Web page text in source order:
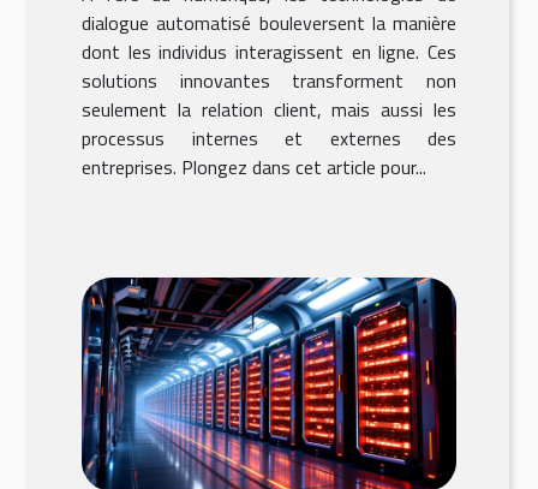
en ligne ?
dialogue automatisé bouleversent la manière
dont les individus interagissent en ligne. Ces
solutions innovantes transforment non
seulement la relation client, mais aussi les
processus internes et externes des
entreprises. Plongez dans cet article pour...